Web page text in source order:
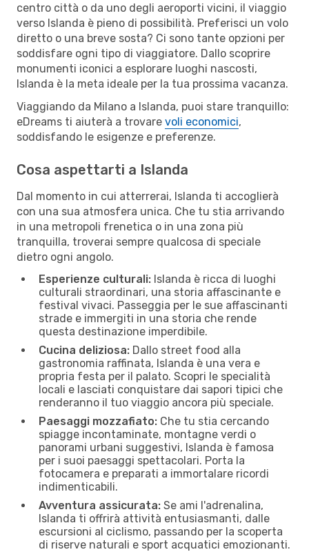
centro città o da uno degli aeroporti vicini, il viaggio
verso Islanda è pieno di possibilità. Preferisci un volo
diretto o una breve sosta? Ci sono tante opzioni per
soddisfare ogni tipo di viaggiatore. Dallo scoprire
monumenti iconici a esplorare luoghi nascosti,
Islanda è la meta ideale per la tua prossima vacanza.
Viaggiando da Milano a Islanda, puoi stare tranquillo:
eDreams ti aiuterà a trovare voli economici,
soddisfando le esigenze e preferenze.
Cosa aspettarti a Islanda
Dal momento in cui atterrerai, Islanda ti accoglierà
con una sua atmosfera unica. Che tu stia arrivando
in una metropoli frenetica o in una zona più
tranquilla, troverai sempre qualcosa di speciale
dietro ogni angolo.
Esperienze culturali: Islanda è ricca di luoghi
culturali straordinari, una storia affascinante e
festival vivaci. Passeggia per le sue affascinanti
strade e immergiti in una storia che rende
questa destinazione imperdibile.
Cucina deliziosa: Dallo street food alla
gastronomia raffinata, Islanda è una vera e
propria festa per il palato. Scopri le specialità
locali e lasciati conquistare dai sapori tipici che
renderanno il tuo viaggio ancora più speciale.
Paesaggi mozzafiato: Che tu stia cercando
spiagge incontaminate, montagne verdi o
panorami urbani suggestivi, Islanda è famosa
per i suoi paesaggi spettacolari. Porta la
fotocamera e preparati a immortalare ricordi
indimenticabili.
Avventura assicurata: Se ami l'adrenalina,
Islanda ti offrirà attività entusiasmanti, dalle
escursioni al ciclismo, passando per la scoperta
di riserve naturali e sport acquatici emozionanti.